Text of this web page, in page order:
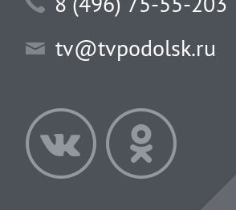
tv@tvpodolsk.ru